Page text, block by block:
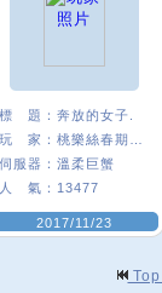
標 題： 奔放的女子.
玩 家：
伺服器： 溫柔巨蟹
人 氣： 13477
2017/11/23